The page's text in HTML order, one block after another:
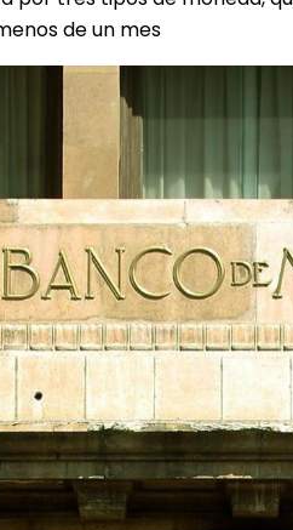
de un mes